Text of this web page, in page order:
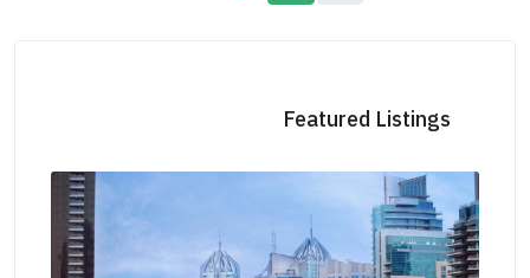
Featured Listings